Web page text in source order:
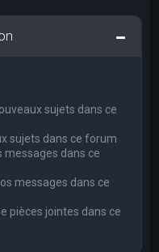
sujets dans ce
sujets dans ce forum
messages dans ce
messages dans ce
pièces jointes dans ce